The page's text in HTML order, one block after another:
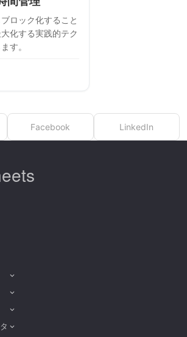
ロック化すること
化する実践的テク
す。
Facebook LinkedIn
expand_more
expand_more
expand_more
expand_more